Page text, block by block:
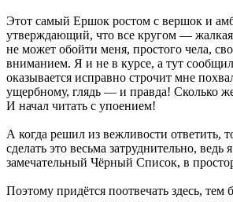
Этот самый Ершок ростом с вершок и
утверждающий, что все кругом —
не может обойти меня, простого чела,
вниманием. Я и не в курсе, а тут
оказывается исправно строчит мне
ущербному, глядь — и правда! Сколько
И начал читать с упоением!
А когда решил из вежливости ответить,
сделать это весьма затруднительно, ведь
замечательный Чёрный Список, в
Поэтому придётся поотвечать здесь, тем